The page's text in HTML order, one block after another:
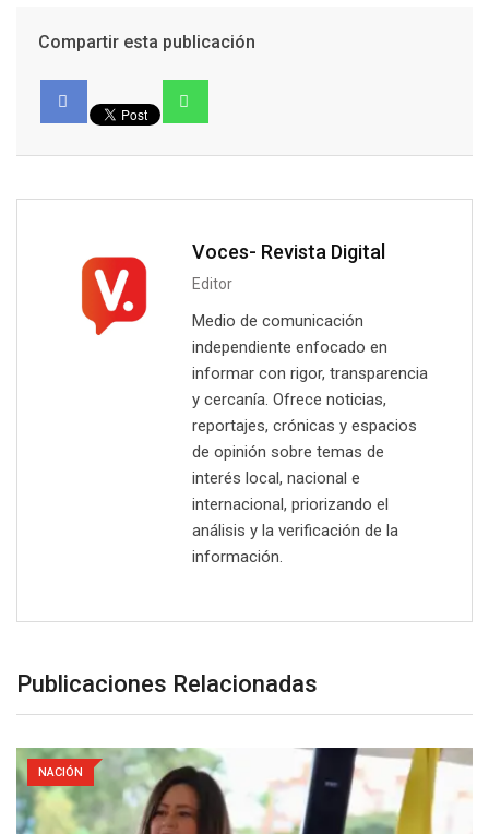
Compartir esta publicación
Voces- Revista Digital
Editor
Medio de comunicación
independiente enfocado en
informar con rigor, transparencia
y cercanía. Ofrece noticias,
reportajes, crónicas y espacios
de opinión sobre temas de
interés local, nacional e
internacional, priorizando el
análisis y la verificación de la
información.
Publicaciones Relacionadas
NACIÓN